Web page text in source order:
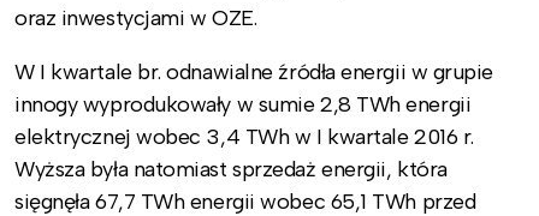
oraz inwestycjami w OZE.
W I kwartale br. odnawialne źródła energii w grupie
innogy wyprodukowały w sumie 2,8 TWh energii
elektrycznej wobec 3,4 TWh w I kwartale 2016 r.
Wyższa była natomiast sprzedaż energii, która
sięgnęła 67,7 TWh energii wobec 65,1 TWh przed